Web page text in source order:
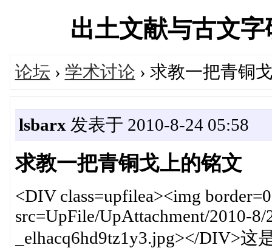
出土文献与古文
论坛 › 学术讨论 › 求教一把青铜
lsbarx 发表于 2010-8-24 05:58
求教一把青铜戈上的铭文
<DIV class=upfilea><img
src=UpFile/UpAttachment/2010-
_elhacq6hd9tz1y3.jpg></DIV>